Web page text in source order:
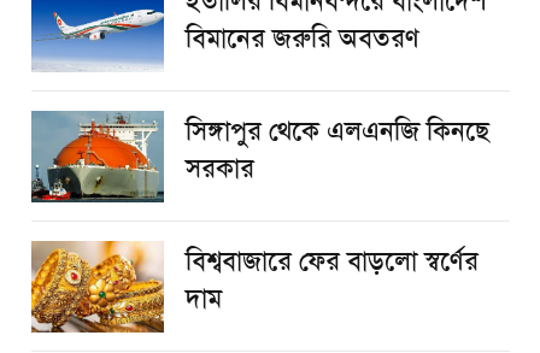
বিমানের জরুরি অবতরণ
সিঙ্গাপুর থেকে এলএনজি কিনছে
সরকার
বিশ্ববাজারে ফের বাড়লো স্বর্ণের
দাম